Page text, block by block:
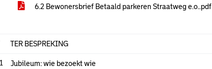
6.2 Bewonersbrief Betaald parkeren Straatweg e.o..pdf
TER BESPREKING
Jubileum: wie bezoekt wie